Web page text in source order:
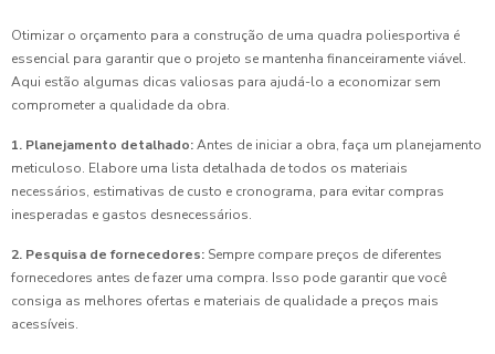
Otimizar o orçamento para a construção de uma quadra poliesportiva é
essencial para garantir que o projeto se mantenha financeiramente viável.
Aqui estão algumas dicas valiosas para ajudá-lo a economizar sem
comprometer a qualidade da obra.
1. Planejamento detalhado:Antes de iniciar a obra, faça um planejamento
meticuloso. Elabore uma lista detalhada de todos os materiais
necessários, estimativas de custo e cronograma, para evitar compras
inesperadas e gastos desnecessários.
2. Pesquisa de fornecedores: Sempre compare preços de diferentes
fornecedores antes de fazer uma compra. Isso pode garantir que você
consiga as melhores ofertas e materiais de qualidade a preços mais
acessíveis.